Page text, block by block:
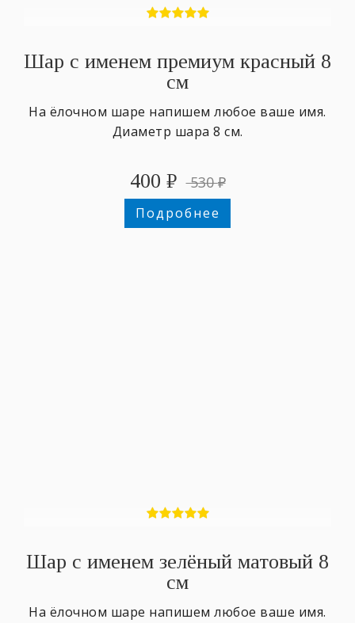
Шар с именем премиум красный 8
см
На ёлочном шаре напишем любое ваше имя.
Диаметр шара 8 см.
400 ₽ 530₽
Подробнее
Шар с именем зелёный матовый 8
см
На ёлочном шаре напишем любое ваше имя.